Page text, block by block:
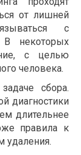
от лишней
с
некоторых
с целью
человека.
сбора.
диагностики
длительнее
правила к
удаления.